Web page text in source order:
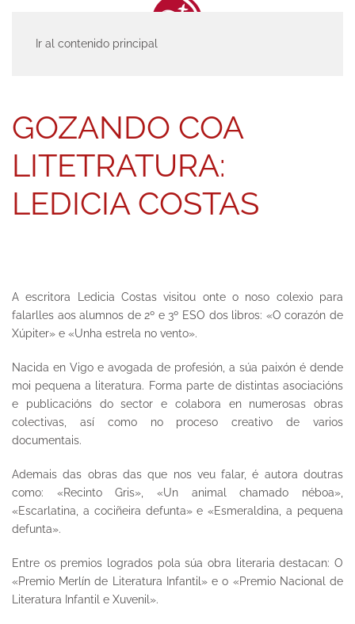
Ir al contenido principal
GOZANDO COA
LITETRATURA:
LEDICIA COSTAS
A escritora Ledicia Costas visitou onte o noso colexio para
falarlles aos alumnos de 2º e 3º ESO dos libros: «O corazón de
Xúpiter» e «Unha estrela no vento».
Nacida en Vigo e avogada de profesión, a súa paixón é dende
moi pequena a literatura. Forma parte de distintas asociacións
e publicacións do sector e colabora en numerosas obras
colectivas, así como no proceso creativo de varios
documentais.
Ademais das obras das que nos veu falar, é autora doutras
como: «Recinto Gris», «Un animal chamado néboa»,
«Escarlatina, a cociñeira defunta» e «Esmeraldina, a pequena
defunta».
Entre os premios logrados pola súa obra literaria destacan: O
«Premio Merlín de Literatura Infantil» e o «Premio Nacional de
Literatura Infantil e Xuvenil».